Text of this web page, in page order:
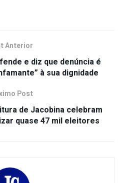
Anterior
e diz que denúncia é
à sua dignidade
Post
de Jacobina celebram
quase 47 mil eleitores